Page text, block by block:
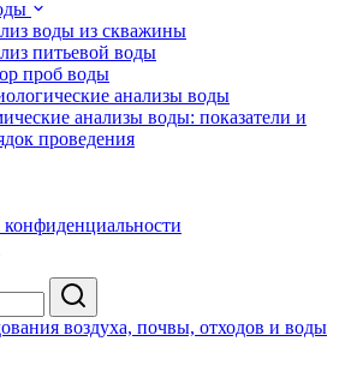
воды из скважины
питьевой воды
проб воды
анализы воды
анализы воды: показатели и
проведения
воздуха, почвы, отходов и воды